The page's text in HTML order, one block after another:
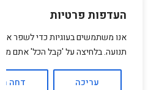
העדפות פרטיות
אנו משתמשים בעוגיות כדי לשפר את
תנועה. בלחיצה על 'קבל הכל' אתם
עריכה דחה
© 2025 amirstuff. All rights reserved.